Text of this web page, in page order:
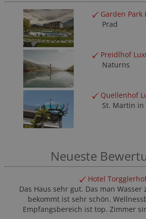
Garden Park
Prad
Preidlhof
Naturns
Quellenhof
St. Martin in
Neueste
Hotel
Das Haus sehr gut. Das man
bekommt ist sehr schön.
Empfangsbereich ist top. Zimmer